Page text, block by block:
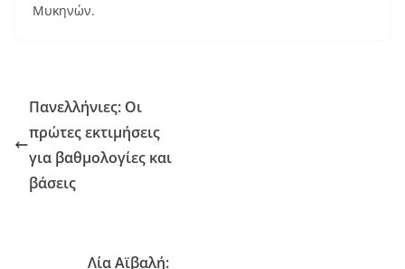
Μυκηνών.
Πανελλήνιες: Οι
πρώτες εκτιμήσεις
για βαθμολογίες και
βάσεις
Λία Αϊβαλή: